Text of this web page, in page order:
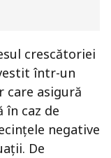
crescătoriei
într-un
care asigură
în caz de
negative
De